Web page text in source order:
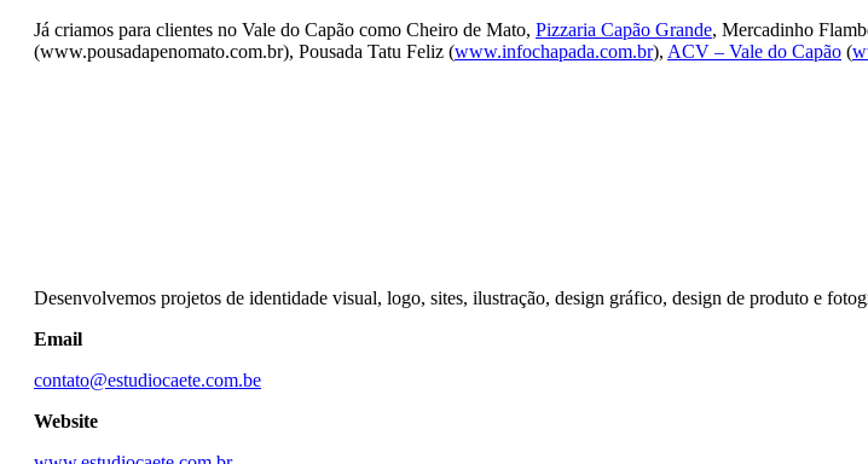
Já criamos para clientes no Vale do Capão como Cheiro de Mato, Pizzaria Capão Grande, Mercadinho
(www.pousadapenomato.com.br), Pousada Tatu Feliz (www.infochapada.com.br), ACV – Vale do Capão (
Desenvolvemos projetos de identidade visual, logo, sites, ilustração, design gráfico, design de produto e
Email
contato@estudiocaete.com.be
Website